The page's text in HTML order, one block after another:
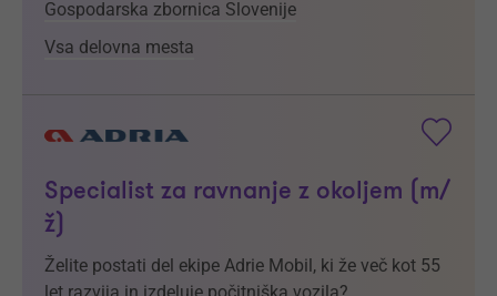
Gospodarska zbornica Slovenije
Vsa delovna mesta
Specialist za ravnanje z okoljem (m/
ž)
Želite postati del ekipe Adrie Mobil, ki že več kot 55